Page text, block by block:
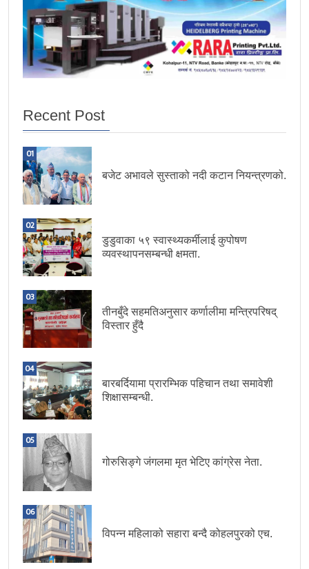
Recent Post
01
बजेट अभावले सुस्ताको नदी कटान नियन्त्रणको.
02
डुडुवाका ५९ स्वास्थ्यकर्मीलाई कुपोषण
व्यवस्थापनसम्बन्धी क्षमता.
03
तीनबुँदे सहमतिअनुसार कर्णालीमा मन्त्रिपरिषद्
विस्तार हुँदै
04
बारबर्दियामा प्रारम्भिक पहिचान तथा समावेशी
शिक्षासम्बन्धी.
05
गोरुसिङ्गे जंगलमा मृत भेटिए कांग्रेस नेता.
06
विपन्न महिलाको सहारा बन्दै कोहलपुरको एच.